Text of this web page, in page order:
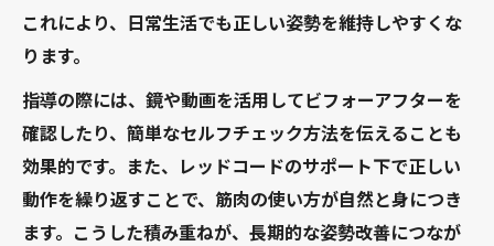
これにより、日常生活でも正しい姿勢を維持しやすくな
ります。
指導の際には、鏡や動画を活用してビフォーアフターを
確認したり、簡単なセルフチェック方法を伝えることも
効果的です。また、レッドコードのサポート下で正しい
動作を繰り返すことで、筋肉の使い方が自然と身につき
ます。こうした積み重ねが、長期的な姿勢改善につなが